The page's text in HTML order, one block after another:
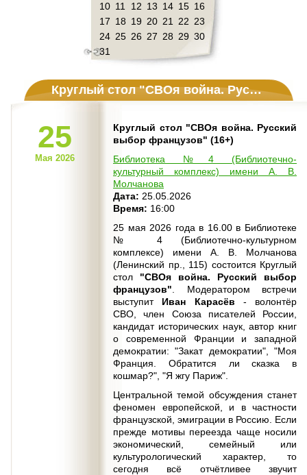
10 11 12 13 14 15 16
17 18 19 20 21 22 23
24 25 26 27 28 29 30
31
Круглый стол "СВОя война. Русский выбор французов" (16+)
25
Мая 2026
Круглый стол "СВОя война. Русский
выбор французов" (16+)
Библиотека №4 (Библиотечно-
культурный комплекс) имени А. В.
Молчанова
Дата: 25.05.2026
Время: 16:00
25 мая 2026 года в 16.00 в Библиотеке
№ 4 (Библиотечно-культурном
комплексе) имени А. В. Молчанова
(Ленинский пр., 115) состоится Круглый
стол "СВОя война. Русский выбор
французов" . Модератором встречи
выступитИван Карасёв - волонтёр
СВО, член Союза писателей России,
кандидат исторических наук, автор книг
о современной Франции и западной
демократии: "Закат демократии", "Моя
Франция. Обратится ли сказка в
кошмар?", "Я жгу Париж".
Центральной темой обсуждения станет
феномен европейской, и в частности
французской, эмиграции в Россию. Если
прежде мотивы переезда чаще носили
экономический, семейный или
культурологический характер, то
сегодня всё отчётливее звучит